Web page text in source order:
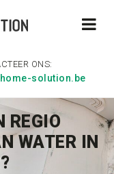
ONS:
solution.be
REGIO
WATER IN